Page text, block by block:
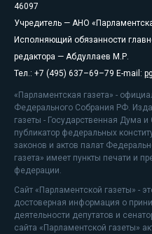
46097
Учредитель — АНО
Исполняющий обязанности
редактора — Абдуллаев М.Р.
Тел.: +7 (495) 637–69–79 E-mail:
«Парламентская газета» -
Федерального Собрания РФ.
газеты - Государственная Дума
публикатор федеральных
законов и актов палат
газета» имеет пункты печати и
федерации.
Сайт «Парламентской газеты» -
достоверная информация о
деятельности депутатов и
сайта «Парламентской газеты»